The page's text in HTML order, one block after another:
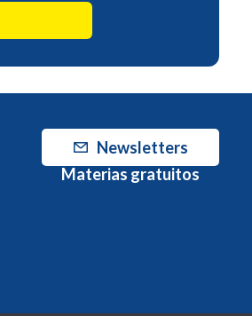
Newsletters
Materias gratuitos